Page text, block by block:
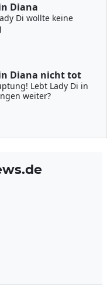
Diana
Di wollte keine
Diana nicht tot
Lebt Lady Di in
weiter?